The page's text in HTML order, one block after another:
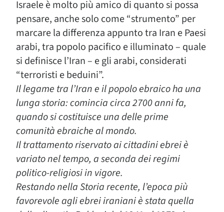
Israele è molto più amico di quanto si possa
pensare, anche solo come “strumento” per
marcare la differenza appunto tra Iran e Paesi
arabi, tra popolo pacifico e illuminato – quale
si definisce l’Iran – e gli arabi, considerati
“terroristi e beduini”.
Il legame tra l’Iran e il popolo ebraico ha una
lunga storia: comincia circa 2700 anni fa,
quando si costituisce una delle prime
comunità ebraiche al mondo.
Il trattamento riservato ai cittadini ebrei è
variato nel tempo, a seconda dei regimi
politico-religiosi in vigore.
Restando nella Storia recente, l’epoca più
favorevole agli ebrei iraniani è stata quella